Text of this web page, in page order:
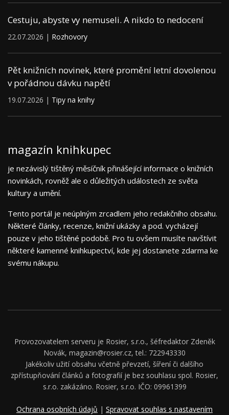
Cestuju, abyste vy nemuseli. A nikdo to nedocení
22.07.2026 | Rozhovory
Pět knižních novinek, které promění letní dovolenou
v pořádnou dávku napětí
19.07.2026 | Tipy na knihy
magazín knihkupec
je nezávislý tištěný měsíčník přinášející informace o knižních
novinkách, rovněž ale o důležitých událostech ze světa
kultury a umění.
Tento portál je neúplným zrcadlem jeho redakčního obsahu.
Některé články, recenze, knižní ukázky a pod. vycházejí
pouze v jeho tištěné podobě. Pro tu ovšem musíte navštívit
některé kamenné knihkupectví, kde jej dostanete zdarma ke
svému nákupu.
Provozovatelem serveru je Rosier, s.r.o., šéfredaktor Zdeněk
Novák, magazin@rosier.cz, tel.: 722943330
Jakékoliv užití obsahu včetně převzetí, šíření či dalšího
zpřístupňování článků a fotografií je bez souhlasu spol. Rosier,
s.r.o. zakázáno. Rosier, s.r.o. IČO: 09961399
Ochrana osobních údajů | Spravovat souhlas s nastavením